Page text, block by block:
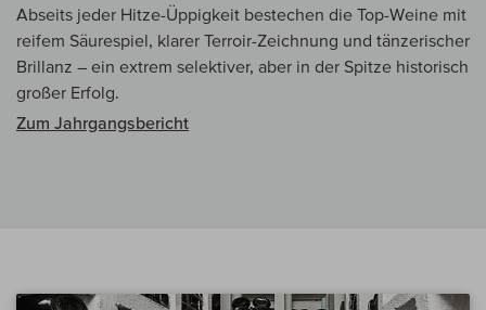
Abseits jeder Hitze-Üppigkeit bestechen die Top-Weine mit
reifem Säurespiel, klarer Terroir-Zeichnung und tänzerischer
Brillanz – ein extrem selektiver, aber in der Spitze historisch
großer Erfolg.
Zum Jahrgangsbericht